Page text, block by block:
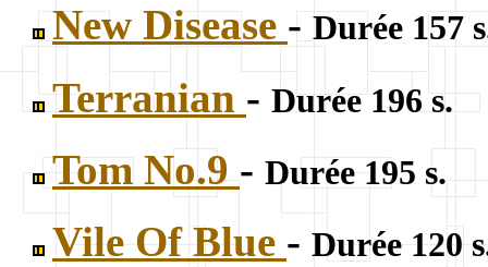
New Disease - Durée 157
Terranian - Durée 196 s.
Tom No.9 - Durée 195 s.
Vile Of Blue - Durée 120